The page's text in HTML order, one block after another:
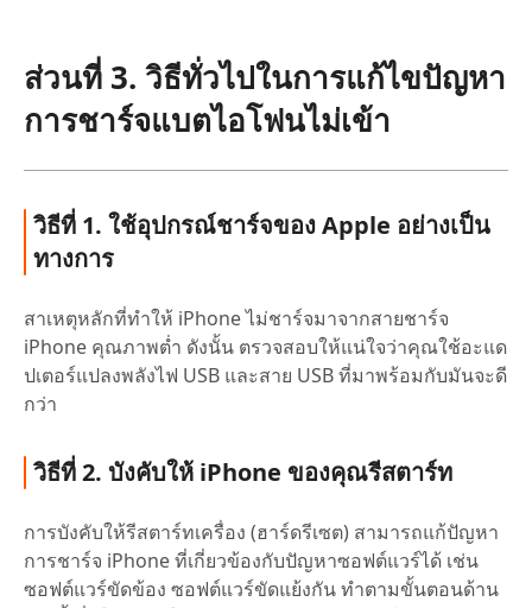
ส่วนที่ 3. วิธีทั่วไปในการแก้ไขปัญหา
การชาร์จแบตไอโฟนไม่เข้า
วิธีที่ 1. ใช้อุปกรณ์ชาร์จของ Apple อย่างเป็น
ทางการ
สาเหตุหลักที่ทำให้ iPhone ไม่ชาร์จมาจากสายชาร์จ
iPhone คุณภาพต่ำ ดังนั้น ตรวจสอบให้แน่ใจว่าคุณใช้อะแด
ปเตอร์แปลงพลังไฟ USB และสาย USB ที่มาพร้อมกับมันจะดี
กว่า
วิธีที่ 2. บังคับให้ iPhone ของคุณรีสตาร์ท
การบังคับให้รีสตาร์ทเครื่อง (ฮาร์ดรีเซต) สามารถแก้ปัญหา
การชาร์จ iPhone ที่เกี่ยวข้องกับปัญหาซอฟต์แวร์ได้ เช่น
ซอฟต์แวร์ขัดข้อง ซอฟต์แวร์ขัดแย้งกัน ทำตามขั้นตอนด้าน